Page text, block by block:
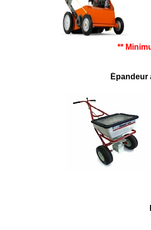
**
Épandeur